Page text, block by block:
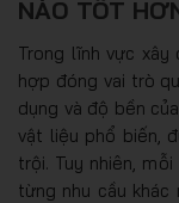
NÀO TỐT
Trong lĩnh vực xây
hợp đóng vai trò
dụng và độ bền
vật liệu phổ biến,
trội. Tuy nhiên,
từng nhu cầu